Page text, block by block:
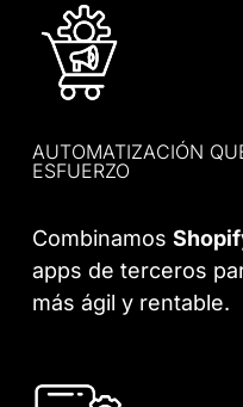
AUTOMATIZACIÓN
ESFUERZO
Combinamos
apps de terceros
más ágil y rentable.